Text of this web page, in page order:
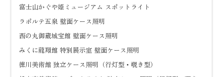
富士山かぐや姫ミュージアム スポットライト
ラポルテ五泉 壁面ケース照明
西の丸御蔵城宝館 壁面ケース照明
みくに龍翔館 特別展示室 壁面ケース照明
徳川美術館 独立ケース照明（行灯型・覗き型）